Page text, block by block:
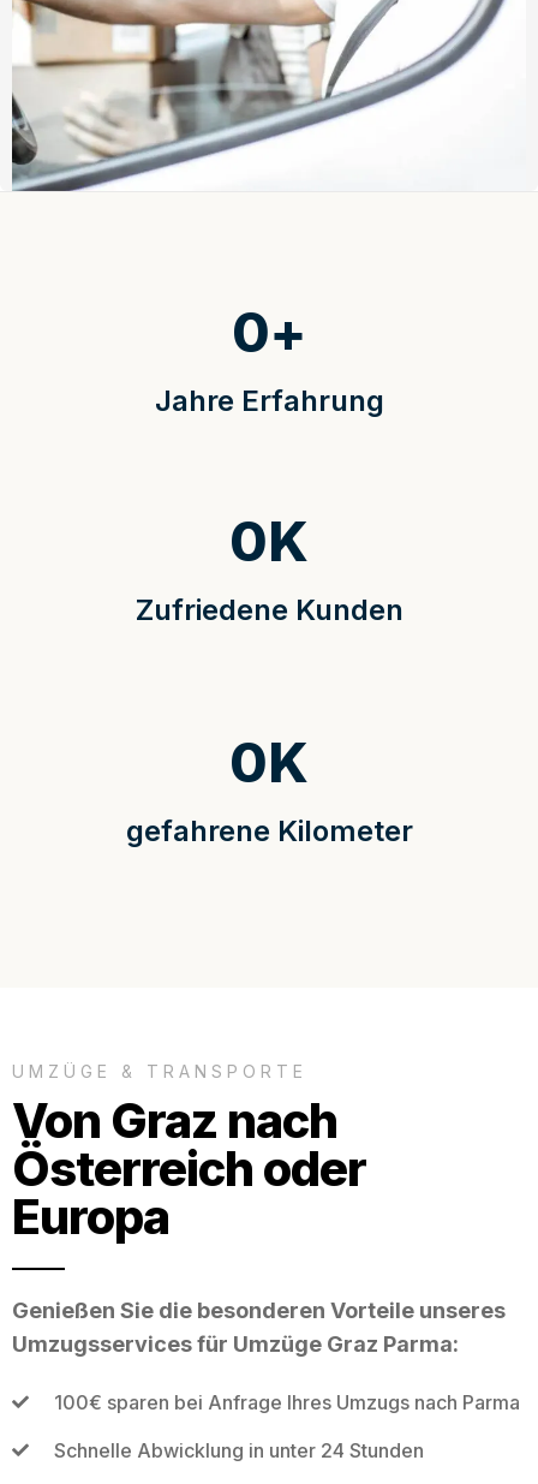
Jahre Erfahrung
0+
Zufriedene Kunden
0K
gefahrene Kilometer
0K
UMZÜGE & TRANSPORTE
Von Graz nach
Österreich oder
Europa
Genießen Sie die besonderen Vorteile unseres
Umzugsservices für Umzüge Graz Parma:
100€ sparen bei Anfrage Ihres Umzugs nach Parma
Schnelle Abwicklung in unter 24 Stunden